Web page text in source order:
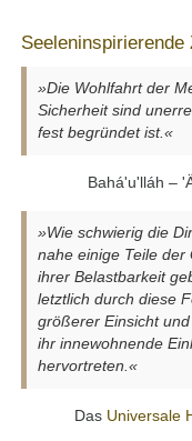
Seeleninspirierende
»Die Wohlfahrt der
Sicherheit sind
fest begründet ist.«
Bahá'u'lláh –
»Wie schwierig die
nahe einige Teile der
ihrer Belastbarkeit
letztlich durch diese
größerer Einsicht
ihr innewohnende
hervortreten.«
Das Universale